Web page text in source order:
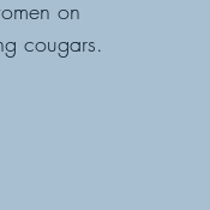
on
cougars.